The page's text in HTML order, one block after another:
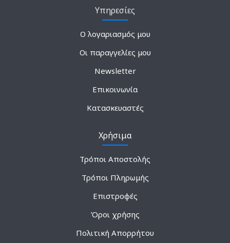
Υπηρεσίες
Ο λογαριασμός μου
Οι παραγγελίες μου
Newsletter
Επικοινωνία
Κατασκευαστές
Χρήσιμα
Τρόποι Αποστολής
Τρόποι Πληρωμής
Επιστροφές
Όροι χρήσης
Πολιτική Απορρήτου